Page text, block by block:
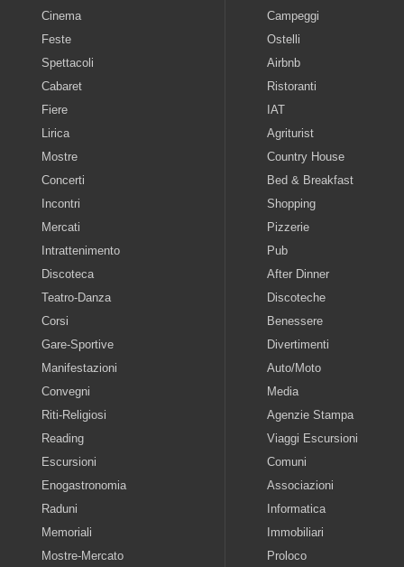
Cinema
Feste
Spettacoli
Cabaret
Fiere
Lirica
Mostre
Concerti
Incontri
Mercati
Intrattenimento
Discoteca
Teatro-Danza
Corsi
Gare-Sportive
Manifestazioni
Convegni
Riti-Religiosi
Reading
Escursioni
Enogastronomia
Raduni
Memoriali
Mostre-Mercato
Campeggi
Ostelli
Airbnb
Ristoranti
IAT
Agriturist
Country House
Bed & Breakfast
Shopping
Pizzerie
Pub
After Dinner
Discoteche
Benessere
Divertimenti
Auto/Moto
Media
Agenzie Stampa
Viaggi Escursioni
Comuni
Associazioni
Informatica
Immobiliari
Proloco